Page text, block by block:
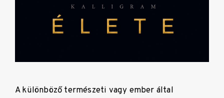
A különböző természeti vagy ember által